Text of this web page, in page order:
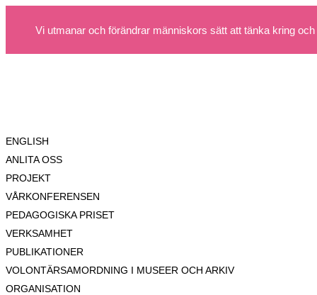
Vi utmanar och förändrar människors sätt att tänka kring
ENGLISH
ANLITA OSS
PROJEKT
VÅRKONFERENSEN
PEDAGOGISKA PRISET
VERKSAMHET
PUBLIKATIONER
VOLONTÄRSAMORDNING I MUSEER OCH ARKIV
ORGANISATION